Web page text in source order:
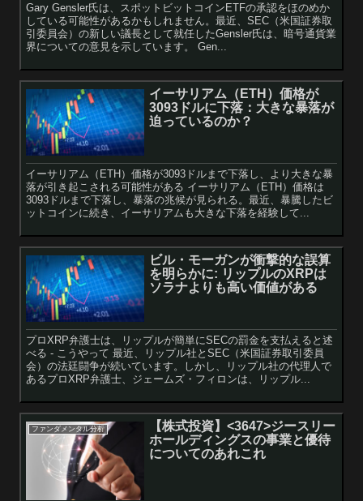
Gary Gensler氏は、スポットビットコインETFの承認をほのめか
している可能性があるかもしれません。最近、SEC（米国証券取
引委員会）の新しい議長として就任したGensler氏は、暗号通貨業
界についての意見を示しています。 Gen...
イーサリアム（ETH）価格が
3093ドルに下落：大きな暴落が
迫っているのか？
イーサリアム（ETH）価格が3093ドルまで下落し、より大きな暴
落が引き起こされる可能性がある イーサリアム（ETH）価格は
3093ドルまで下落し、暴落の兆候が見られる。最近、暴騰したビ
ットコインに続き、イーサリアムも大きな下落を経験して...
ビル・モーガンが衝撃的な誤算
を明らかに: リップルのXRPは
ソラナよりも高い価値がある
プロXRP弁護士は、リップルが簡単にSECの罰金を支払えると述
べる - こうやって 最近、リップル社とSEC（米国証券取引委員
会）の法廷闘争が続いています。しかし、リップル社の代理人で
あるプロXRP弁護士、ジェームズ・フィロンは、リップル...
ファンダメンタル分析
【株式投資】<3647>ジースリー
ホールディングスの事業と優待
についてのあれこれ